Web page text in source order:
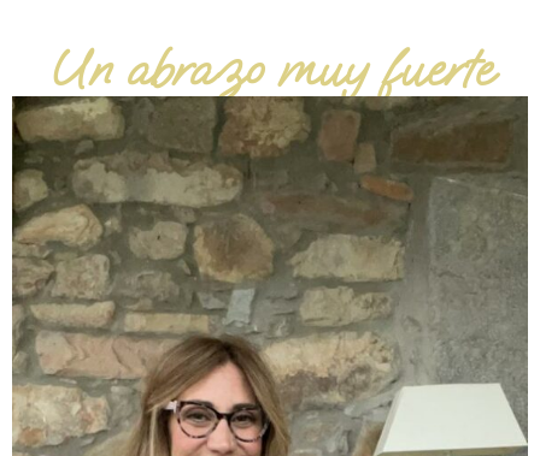
Un abrazo muy fuerte